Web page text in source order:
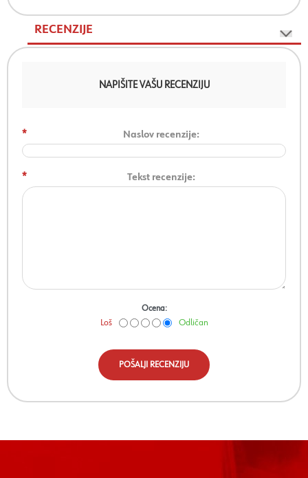
RECENZIJE
NAPIŠITE VAŠU RECENZIJU
Naslov recenzije:
*
Tekst recenzije:
*
Ocena:
Loš Odličan
POŠALJI RECENZIJU